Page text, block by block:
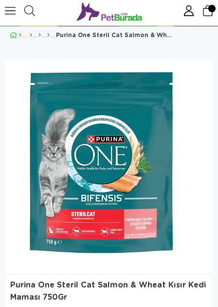
Purina One Steril Cat Salmon & Wheat Kısır Kedi Maması 750Gr
Purina One Steril Cat Salmon & Wheat Kısır Kedi
Maması 750Gr